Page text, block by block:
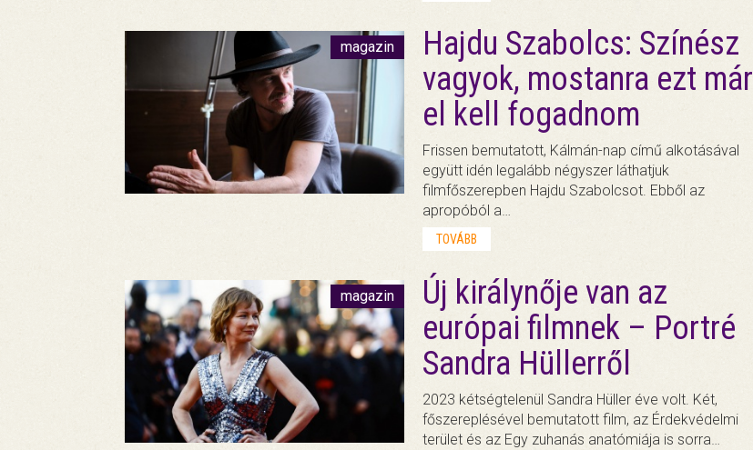
magazin
Hajdu Szabolcs: Színész
vagyok, mostanra ezt már
el kell fogadnom
Frissen bemutatott, Kálmán-nap című alkotásával
együtt idén legalább négyszer láthatjuk
filmfőszerepben Hajdu Szabolcsot. Ebből az
apropóból a…
TOVÁBB
magazin
Új királynője van az
európai filmnek – Portré
Sandra Hüllerről
2023 kétségtelenül Sandra Hüller éve volt. Két,
főszereplésével bemutatott film, az Érdekvédelmi
terület és az Egy zuhanás anatómiája is sorra…